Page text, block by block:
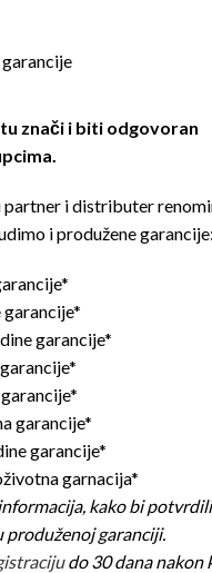
znači i biti odgovoran
i distributer
i produžene garancije:
garancije*
garancije*
garancije*
garancije*
garnacija*
kako bi
garanciji.
do 30 dana nakon